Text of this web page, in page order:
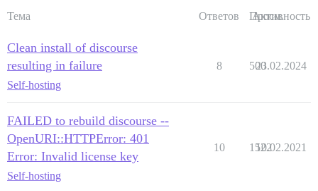
Тема Ответов Просм.
Активность
Clean install of discourse
resulting in failure
Self-hosting
8 500
23.02.2024
FAILED to rebuild discourse --
OpenURI::HTTPError: 401
Error: Invalid license key
Self-hosting
10 1522
10.02.2021